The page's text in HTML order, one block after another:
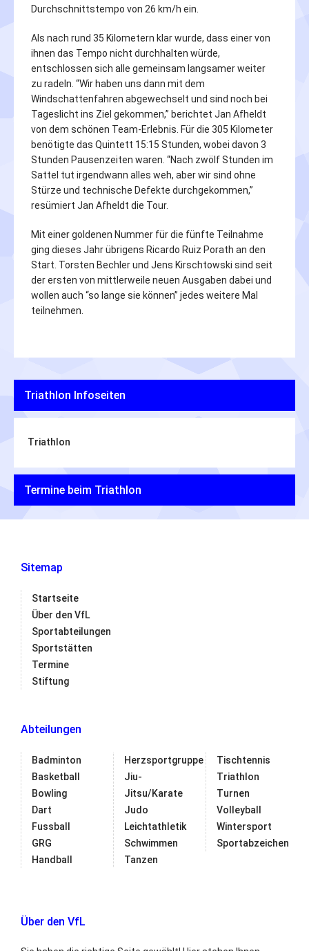
Durchschnittstempo von 26 km/h ein.
Als nach rund 35 Kilometern klar wurde, dass einer von
ihnen das Tempo nicht durchhalten würde,
entschlossen sich alle gemeinsam langsamer weiter
zu radeln. “Wir haben uns dann mit dem
Windschattenfahren abgewechselt und sind noch bei
Tageslicht ins Ziel gekommen,” berichtet Jan Afheldt
von dem schönen Team-Erlebnis. Für die 305 Kilometer
benötigte das Quintett 15:15 Stunden, wobei davon 3
Stunden Pausenzeiten waren. “Nach zwölf Stunden im
Sattel tut irgendwann alles weh, aber wir sind ohne
Stürze und technische Defekte durchgekommen,”
resümiert Jan Afheldt die Tour.
Mit einer goldenen Nummer für die fünfte Teilnahme
ging dieses Jahr übrigens Ricardo Ruiz Porath an den
Start. Torsten Bechler und Jens Kirschtowski sind seit
der ersten von mittlerweile neuen Ausgaben dabei und
wollen auch “so lange sie können” jedes weitere Mal
teilnehmen.
Triathlon Infoseiten
Triathlon
Termine beim Triathlon
Über den VfL
Sitemap
Startseite
Über den VfL
Sportabteilungen
Sportstätten
Termine
Stiftung
Abteilungen
Badminton
Basketball
Bowling
Dart
Fussball
GRG
Handball
Herzsportgruppe
Jiu-
Jitsu/Karate
Judo
Leichtathletik
Schwimmen
Tanzen
Tischtennis
Triathlon
Turnen
Volleyball
Wintersport
Sportabzeichen